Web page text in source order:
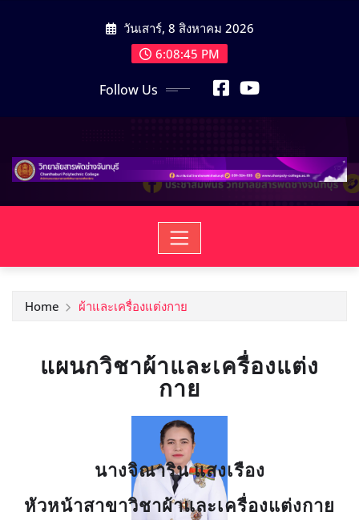
วันเสาร์, 8 สิงหาคม 2026
6:08:45 PM
Follow Us
Home ผ้าและเครื่องแต่งกาย
แผนกวิชาผ้าและเครื่องแต่ง
กาย
นางจิณาริน แสงเรือง
หัวหน้าสาขาวิชาผ้าและเครื่องแต่งกาย